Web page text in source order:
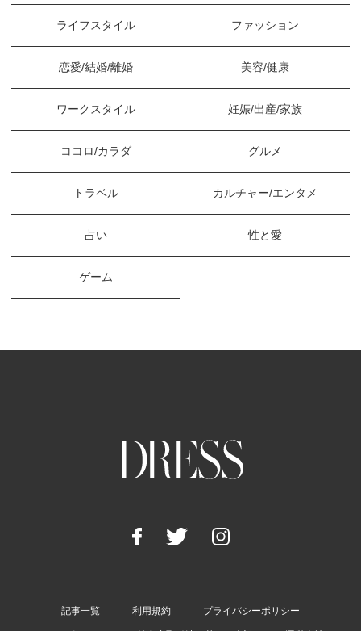
ライフスタイル ファッション
恋愛/結婚/離婚 美容/健康
ワークスタイル 妊娠/出産/家族
ココロ/カラダ グルメ
トラベル カルチャー/エンタメ
占い 性と愛
ゲーム
記事一覧 利用規約 プライバシーポリシー